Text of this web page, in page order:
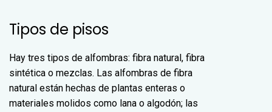
Tipos de pisos
Hay tres tipos de alfombras: fibra natural, fibra
sintética o mezclas. Las alfombras de fibra
natural están hechas de plantas enteras o
materiales molidos como lana o algodón; las